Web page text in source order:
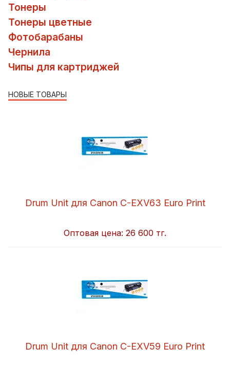
Тонеры
Тонеры цветные
Фотобарабаны
Чернила
Чипы для картриджей
НОВЫЕ ТОВАРЫ
Drum Unit для Canon C-EXV63 Euro Print
Оптовая цена: 26 600 тг.
Drum Unit для Canon C-EXV59 Euro Print